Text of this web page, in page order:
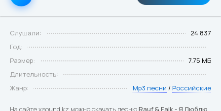
Слушали:
24 837
Год:
Размер:
7.75 МБ
Длительность:
Жанр:
Mp3 песни / Российские
На сайте xsound.kz можно скачать песнюRauf & Faik - Я Люблю